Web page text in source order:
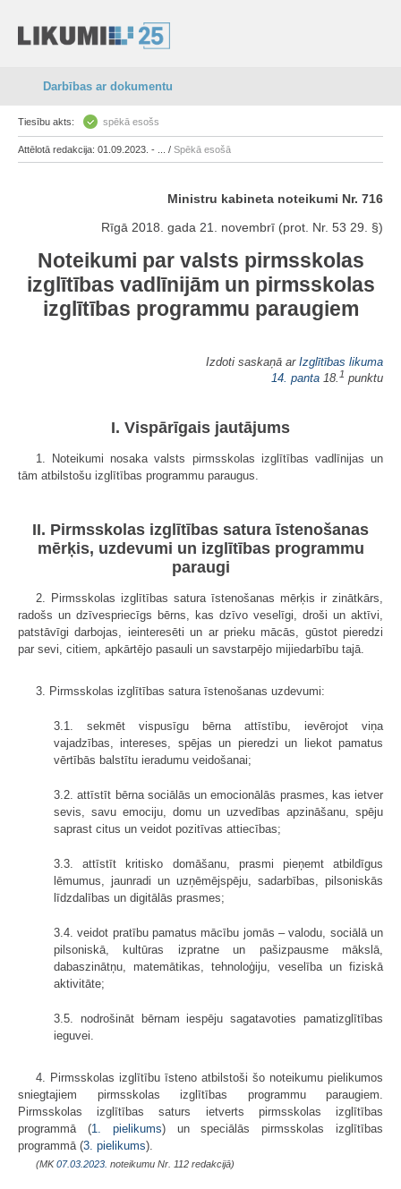
Darbības ar dokumentu
Tiesību akts: spēkā esošs
Attēlotā redakcija: 01.09.2023. - ... / Spēkā esošā
Ministru kabineta noteikumi Nr. 716
Rīgā 2018. gada 21. novembrī (prot. Nr. 53 29. §)
Noteikumi par valsts pirmsskolas
izglītības vadlīnijām un pirmsskolas
izglītības programmu paraugiem
Izdoti saskaņā ar Izglītības likuma
14. panta 18. 1 punktu
I. Vispārīgais jautājums
1. Noteikumi nosaka valsts pirmsskolas izglītības vadlīnijas un
tām atbilstošu izglītības programmu paraugus.
II. Pirmsskolas izglītības satura īstenošanas
mērķis, uzdevumi un izglītības programmu
paraugi
2. Pirmsskolas izglītības satura īstenošanas mērķis ir zinātkārs,
radošs un dzīvespriecīgs bērns, kas dzīvo veselīgi, droši un aktīvi,
patstāvīgi darbojas, ieinteresēti un ar prieku mācās, gūstot pieredzi
par sevi, citiem, apkārtējo pasauli un savstarpējo mijiedarbību tajā.
3. Pirmsskolas izglītības satura īstenošanas uzdevumi:
3.1. sekmēt vispusīgu bērna attīstību, ievērojot viņa
vajadzības, intereses, spējas un pieredzi un liekot pamatus
vērtībās balstītu ieradumu veidošanai;
3.2. attīstīt bērna sociālās un emocionālās prasmes, kas ietver
sevis, savu emociju, domu un uzvedības apzināšanu, spēju
saprast citus un veidot pozitīvas attiecības;
3.3. attīstīt kritisko domāšanu, prasmi pieņemt atbildīgus
lēmumus, jaunradi un uzņēmējspēju, sadarbības, pilsoniskās
līdzdalības un digitālās prasmes;
3.4. veidot pratību pamatus mācību jomās – valodu, sociālā un
pilsoniskā, kultūras izpratne un pašizpausme mākslā,
dabaszinātņu, matemātikas, tehnoloģiju, veselība un fiziskā
aktivitāte;
3.5. nodrošināt bērnam iespēju sagatavoties pamatizglītības
ieguvei.
4. Pirmsskolas izglītību īsteno atbilstoši šo noteikumu pielikumos
sniegtajiem pirmsskolas izglītības programmu paraugiem.
Pirmsskolas izglītības saturs ietverts pirmsskolas izglītības
programmā (1. pielikums) un speciālās pirmsskolas izglītības
programmā (3. pielikums).
(MK07.03.2023. noteikumu Nr. 112 redakcijā)